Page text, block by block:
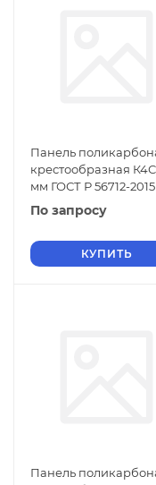
Панель
крестообразная
мм ГОСТ Р 56712-2015
По запросу
КУПИТЬ
Панель